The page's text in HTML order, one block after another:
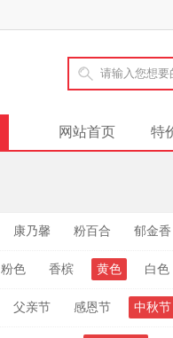
网站首页 特
康乃馨 粉百合 郁金香
粉色 香槟 黄色 白色
父亲节 感恩节 中秋节